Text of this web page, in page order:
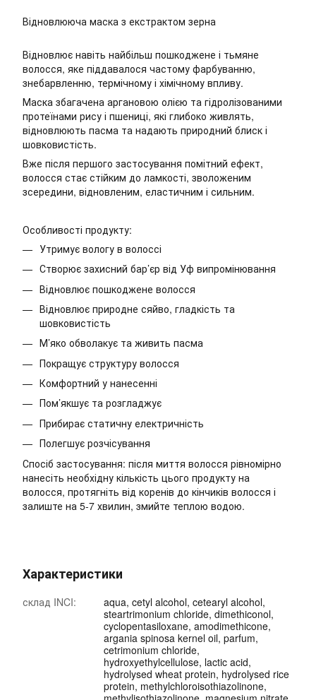
Відновлююча маска з екстрактом зерна
Відновлює навіть найбільш пошкоджене і тьмяне
волосся, яке піддавалося частому фарбуванню,
знебарвленню, термічному і хімічному впливу.
Маска збагачена аргановою олією та гідролізованими
протеїнами рису і пшениці, які глибоко живлять,
відновлюють пасма та надають природний блиск і
шовковистість.
Вже після першого застосування помітний ефект,
волосся стає стійким до ламкості, зволоженим
зсередини, відновленим, еластичним і сильним.
Особливості продукту:
Утримує вологу в волоссі
Створює захисний бар’єр від Уф випромінювання
Відновлює пошкоджене волосся
Відновлює природне сяйво, гладкість та
шовковистість
М’яко обволакує та живить пасма
Покращує структуру волосся
Комфортний у нанесенні
Пом’якшує та розгладжує
Прибирає статичну електричність
Полегшує розчісування
Спосіб застосування: після миття волосся рівномірно
нанесіть необхідну кількість цього продукту на
волосся, протягніть від коренів до кінчиків волосся і
залиште на 5-7 хвилин, змийте теплою водою.
Характеристики
склад INCI:
aqua, cetyl alcohol, cetearyl alcohol,
steartrimonium chloride, dimethiconol,
cyclopentasiloxane, amodimethicone,
argania spinosa kernel oil, parfum,
cetrimonium chloride,
hydroxyethylcellulose, lactic acid,
hydrolysed wheat protein, hydrolysed rice
protein, methylchloroisothiazolinone,